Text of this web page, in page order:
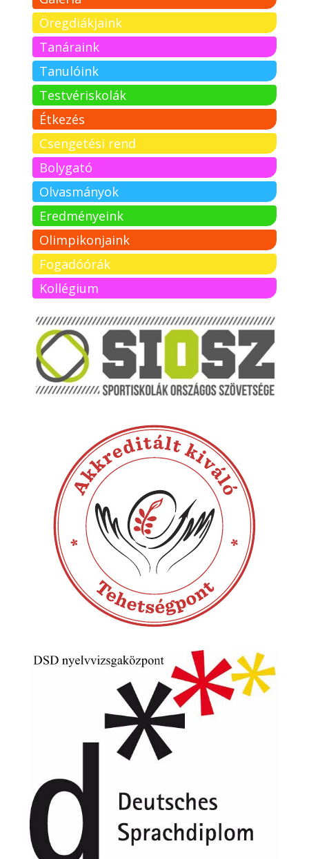
Öregdiákjaink
Tanáraink
Tanulóink
Testvériskolák
Étkezés
Csengetési rend
Bolygató
Olvasmányok
Eredményeink
Olimpikonjaink
Fogadóórák
Kollégium